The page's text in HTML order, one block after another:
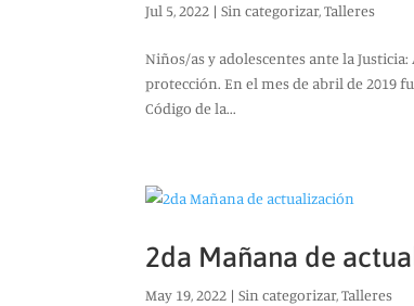
Jul 5, 2022 |Sin categorizar,Talleres
Niños/as y adolescentes ante la
protección. En el mes de abril de 2019
Código de la...
​​2da Mañana de
May 19, 2022 |Sin categorizar,Talleres